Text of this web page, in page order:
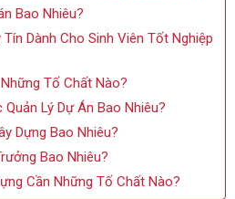
Bao Nhiêu?
Dành Cho Sinh Viên Tốt Nghiệp
Tố Chất Nào?
Lý Dự Án Bao Nhiêu?
Dựng Bao Nhiêu?
Bao Nhiêu?
Cần Những Tố Chất Nào?